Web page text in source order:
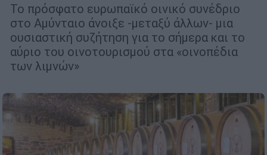
Το πρόσφατο ευρωπαϊκό οινικό συνέδριο
στο Αμύνταιο άνοιξε -μεταξύ άλλων- μια
ουσιαστική συζήτηση για το σήμερα και το
αύριο του οινοτουρισμού στα «οινοπέδια
των λιμνών»